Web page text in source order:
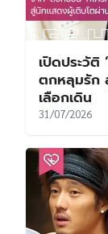
เปิดประวัติ
ตกหลุมรัก
เลือกเดิน
31/07/2026